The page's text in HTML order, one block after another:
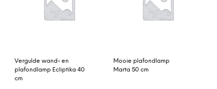
Vergulde wand- en
plafondlamp Ecliptika 40
cm
Mooie plafondlamp
Marta 50 cm